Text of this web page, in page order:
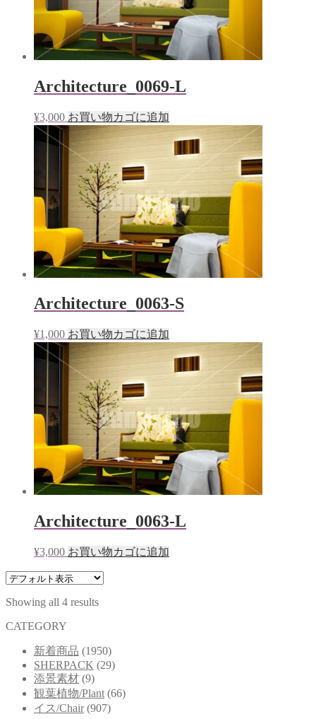
Architecture_0069-L
¥3,000 お買い物カゴに追加
Architecture_0063-S
¥1,000 お買い物カゴに追加
Architecture_0063-L
¥3,000 お買い物カゴに追加
Showing all 4 results
CATEGORY
新着商品 (1950)
SHERPACK (29)
添景素材 (9)
観葉植物/Plant (66)
イス/Chair (907)